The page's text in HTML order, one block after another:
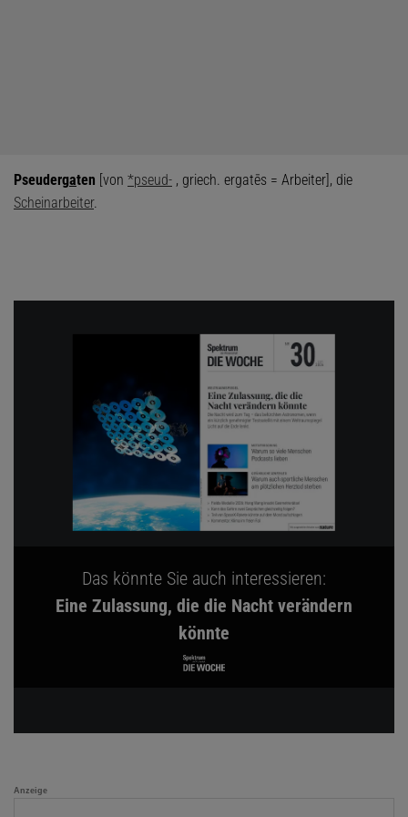
Pseudergaten [von *pseud- , griech. ergatēs = Arbeiter], die
Scheinarbeiter.
Das könnte Sie auch interessieren:
Eine Zulassung, die die Nacht verändern
könnte
Anzeige